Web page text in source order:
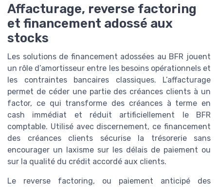
Affacturage, reverse factoring
et financement adossé aux
stocks
Les solutions de financement adossées au BFR jouent
un rôle d’amortisseur entre les besoins opérationnels et
les contraintes bancaires classiques. L’affacturage
permet de céder une partie des créances clients à un
factor, ce qui transforme des créances à terme en
cash immédiat et réduit artificiellement le BFR
comptable. Utilisé avec discernement, ce financement
des créances clients sécurise la trésorerie sans
encourager un laxisme sur les délais de paiement ou
sur la qualité du crédit accordé aux clients.
Le reverse factoring, ou paiement anticipé des